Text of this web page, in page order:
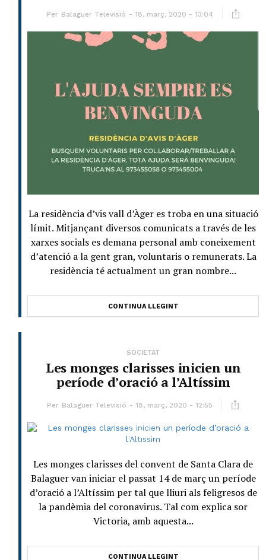
Per Balaguer Televisió 18, març, 2020 - 13:04
La residència d’vis vall d’Àger es troba en una situació
límit. Mitjançant diversos comunicats a través de les
xarxes socials es demana personal amb coneixement
d’atenció a la gent gran, voluntaris o remunerats. La
residència té actualment un gran nombre...
CONTINUA LLEGINT
SOCIETAT
Les monges clarisses inicien un
període d’oració a l’Altíssim
Per Balaguer Televisió 18, març, 2020 - 12:55
Les monges clarisses del convent de Santa Clara de
Balaguer van iniciar el passat 14 de març un període
d’oració a l’Altíssim per tal que lliuri als feligresos de
la pandèmia del coronavirus. Tal com explica sor
Victoria, amb aquesta...
CONTINUA LLEGINT